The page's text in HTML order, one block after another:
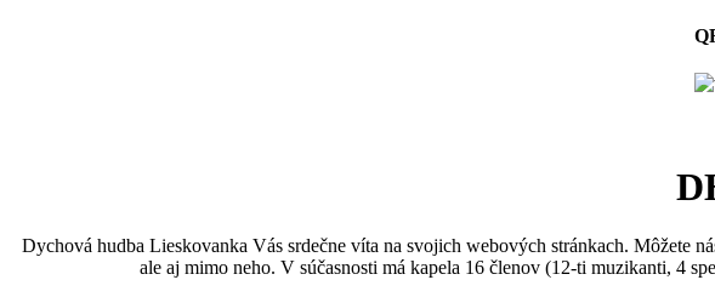
Dychová hudba Lieskovanka Vás srdečne víta na svojich webových stránkach. Môžete
ale aj mimo neho. V súčasnosti má kapela 16 členov (12-ti muzikanti, 4